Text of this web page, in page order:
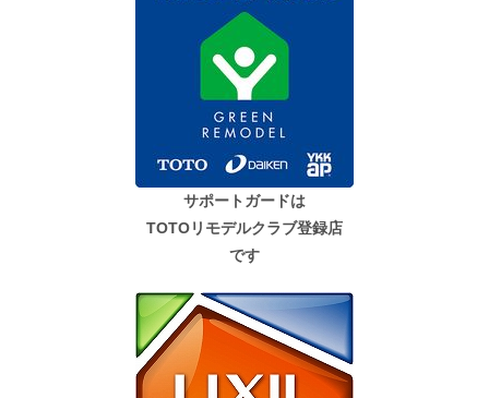
サポートガードは
TOTOリモデルクラブ登録店
です